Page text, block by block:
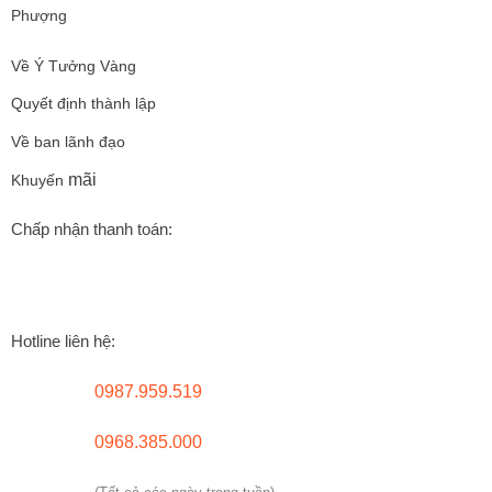
Phượng
Về Ý Tưởng Vàng
Quyết định thành lập
Về ban lãnh đạo
Khuyến mãi
Chấp nhận thanh toán:
Hotline liên hệ:
0987.959.519
0968.385.000